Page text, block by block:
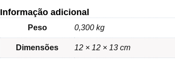
Informação adicional
Peso 0,300 kg
Dimensões 12 × 12 × 13 cm